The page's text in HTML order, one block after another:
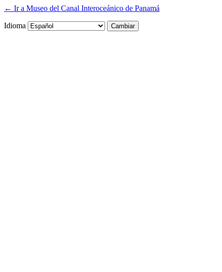
← Ir a Museo del Canal Interoceánico de Panamá
Idioma